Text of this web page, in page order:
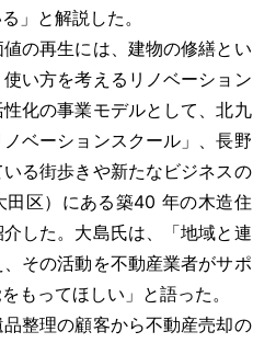
」と解説した。
の再生には、建物の修繕とい
い方を考えるリノベーション
化の事業モデルとして、北九
ベーションスクール」、長野
る街歩きや新たなビジネスの
田区）にある築40 年の木造住
した。大島氏は、「地域と連
その活動を不動産業者がサポ
もってほしい」と語った。
整理の顧客から不動産売却の